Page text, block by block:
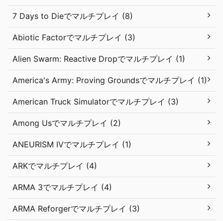
7 Days to Dieでマルチプレイ (8)
Abiotic Factorでマルチプレイ (3)
Alien Swarm: Reactive Dropでマルチプレイ (1)
America's Army: Proving Groundsでマルチプレイ (1)
American Truck Simulatorでマルチプレイ (3)
Among Usでマルチプレイ (2)
ANEURISM IVでマルチプレイ (1)
ARKでマルチプレイ (4)
ARMA 3でマルチプレイ (4)
ARMA Reforgerでマルチプレイ (3)